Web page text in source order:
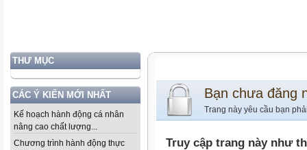
THƯ MỤC
CÁC Ý KIẾN MỚI NHẤT
Kế hoạch hành động cá nhân
nâng cao chất lượng...
Chương trình hành động thực
Bạn chưa đăng
Trang này yêu cầu bạn
Truy cập trang này như